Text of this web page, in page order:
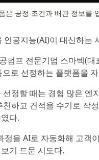
은 공정 조건과 배관 정보를
인공지능(AI)이 대신하는
펌프 전문기업 스마텍(
로 선정하는 플랫폼을
정할 때는 경험 많은
하고 견적을 수기로 작
다.
을 AI로 자동화해 고
기 드문 시도다.